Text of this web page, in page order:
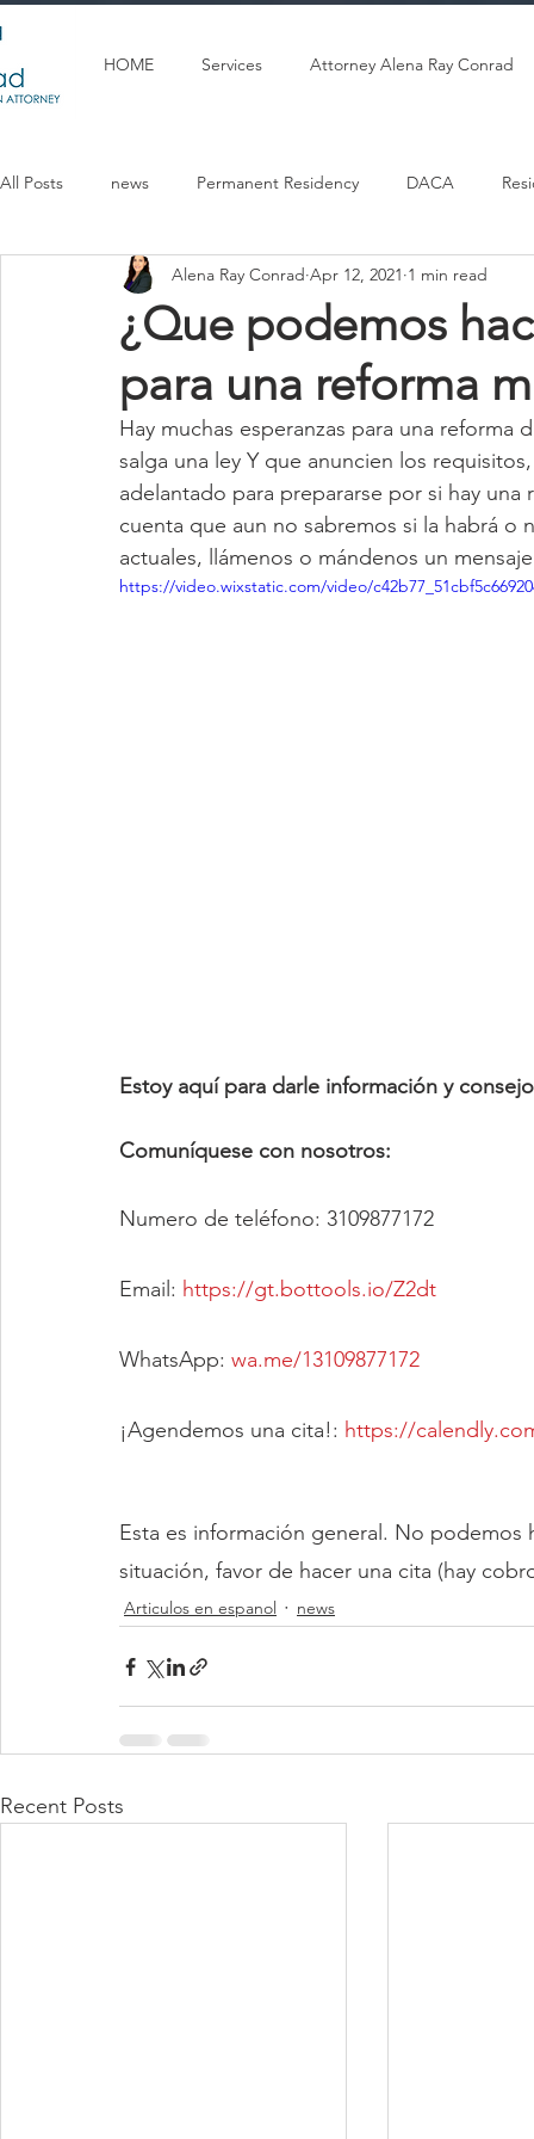
HOME Services Attorney Alena Ray Conrad
All Posts news Permanent Residency DACA
Articulos en espanol U Visa Citizenship
¿Que podemos
para una reforma
Alena Ray Conrad Apr 12, 2021 1 min read
Hay muchas esperanzas para una
salga una ley Y que anuncien los
adelantado para prepararse por si hay
cuenta que aun no sabremos si la habrá
actuales, llámenos o mándenos un
https://video.wixstatic.com/video/
Estoy aquí para darle información y
Comuníquese con nosotros:
Numero de teléfono: 3109877172
Email: https://gt.bottools.io/Z2dt
WhatsApp: wa.me/13109877172
¡Agendemos una cita!: https://
Esta es información general. No podemos
situación, favor de hacer una cita (hay
Articulos en espanol news
Recent Posts